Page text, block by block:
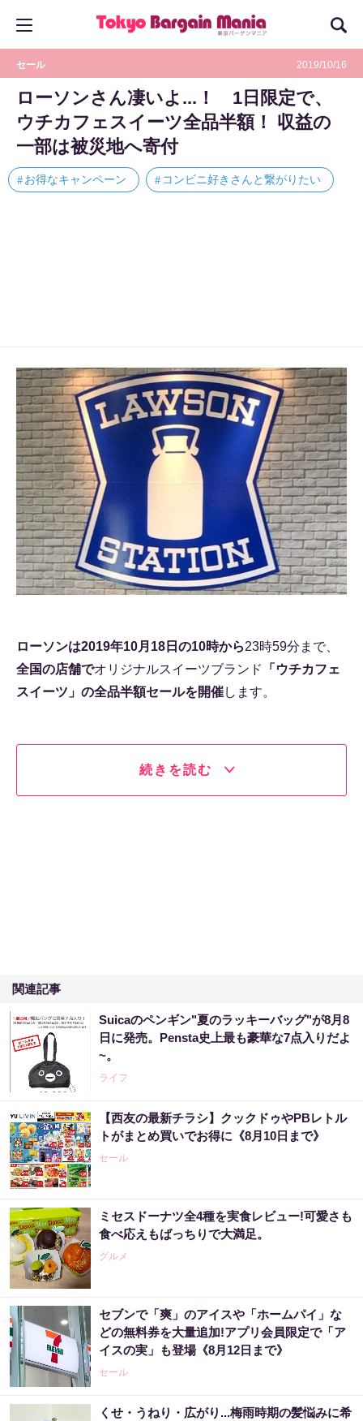
セール 2019/10/16
ローソンさん凄いよ...！ 1日限定で、
ウチカフェスイーツ全品半額！ 収益の
一部は被災地へ寄付
お得なキャンペーン コンビニ好きさんと繋がりたい
ローソンは2019年10月18日の10時から23時59分まで、
全国の店舗でオリジナルスイーツブランド
「ウチカフェ
スイーツ」の全品半額セールを開催します。
続きを読む
関連記事
Suicaのペンギン"夏のラッキーバッグ"が8月8
日に発売。Pensta史上最も豪華な7点入りだよ
~。
ライフ
【西友の最新チラシ】クックドゥやPBレトル
トがまとめ買いでお得に《8月10日まで》
セール
ミセスドーナツ全4種を実食レビュー!可愛さも
食べ応えもばっちりで大満足。
グルメ
セブンで「爽」のアイスや「ホームパイ」な
どの無料券を大量追加!アプリ会員限定で「ア
イスの実」も登場《8月12日まで》
セール
くせ・うねり・広がり...梅雨時期の髪悩みに希